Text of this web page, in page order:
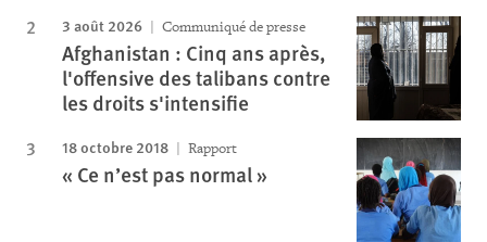
3 août 2026 Communiqué de presse
Afghanistan : Cinq ans après,
l'offensive des talibans contre
les droits s'intensifie
18 octobre 2018 Rapport
« Ce n’est pas normal »